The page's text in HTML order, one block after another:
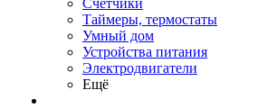
Счетчики
Таймеры, термостаты
Умный дом
Устройства питания
Электродвигатели
Ещё